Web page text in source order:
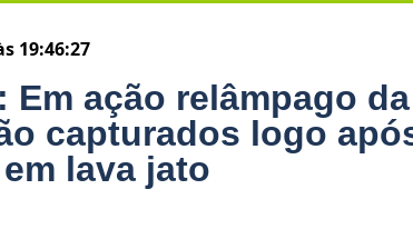
19:46:27
Em ação relâmpago
capturados logo
lava jato